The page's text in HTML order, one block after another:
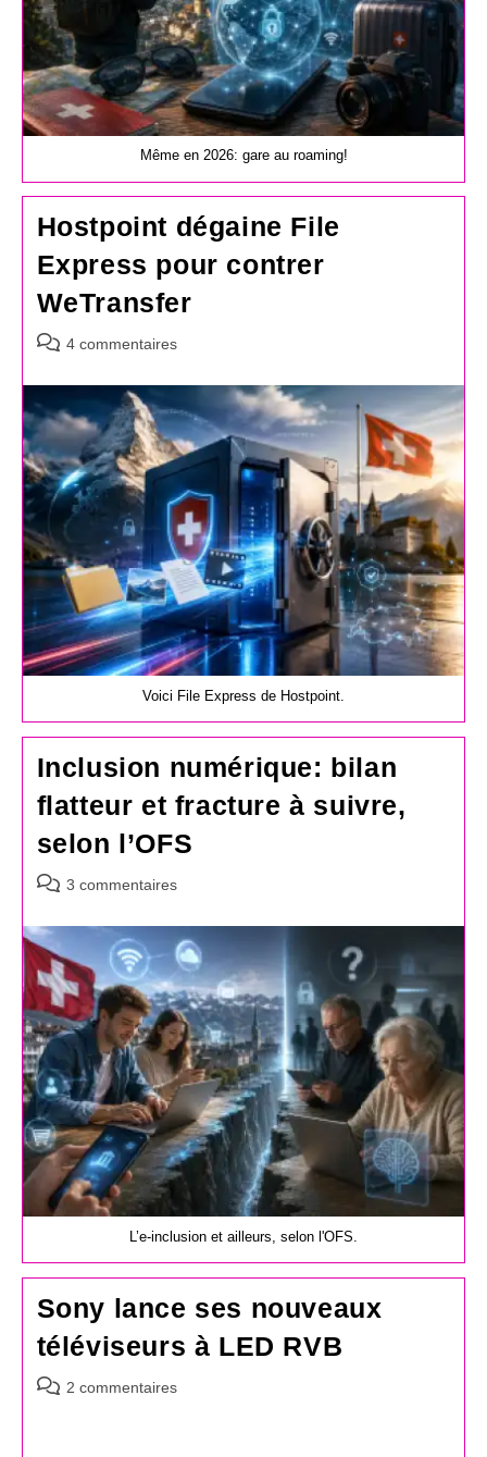
Même en 2026: gare au roaming!
Hostpoint dégaine File
Express pour contrer
WeTransfer
Commentaires
la
publication :
4 commentaires
Voici File Express de Hostpoint.
Inclusion numérique: bilan
flatteur et fracture à suivre,
selon l’OFS
Commentaires
la
publication :
3 commentaires
L’e-inclusion et ailleurs, selon l'OFS.
Sony lance ses nouveaux
téléviseurs à LED RVB
Commentaires
2 commentaires